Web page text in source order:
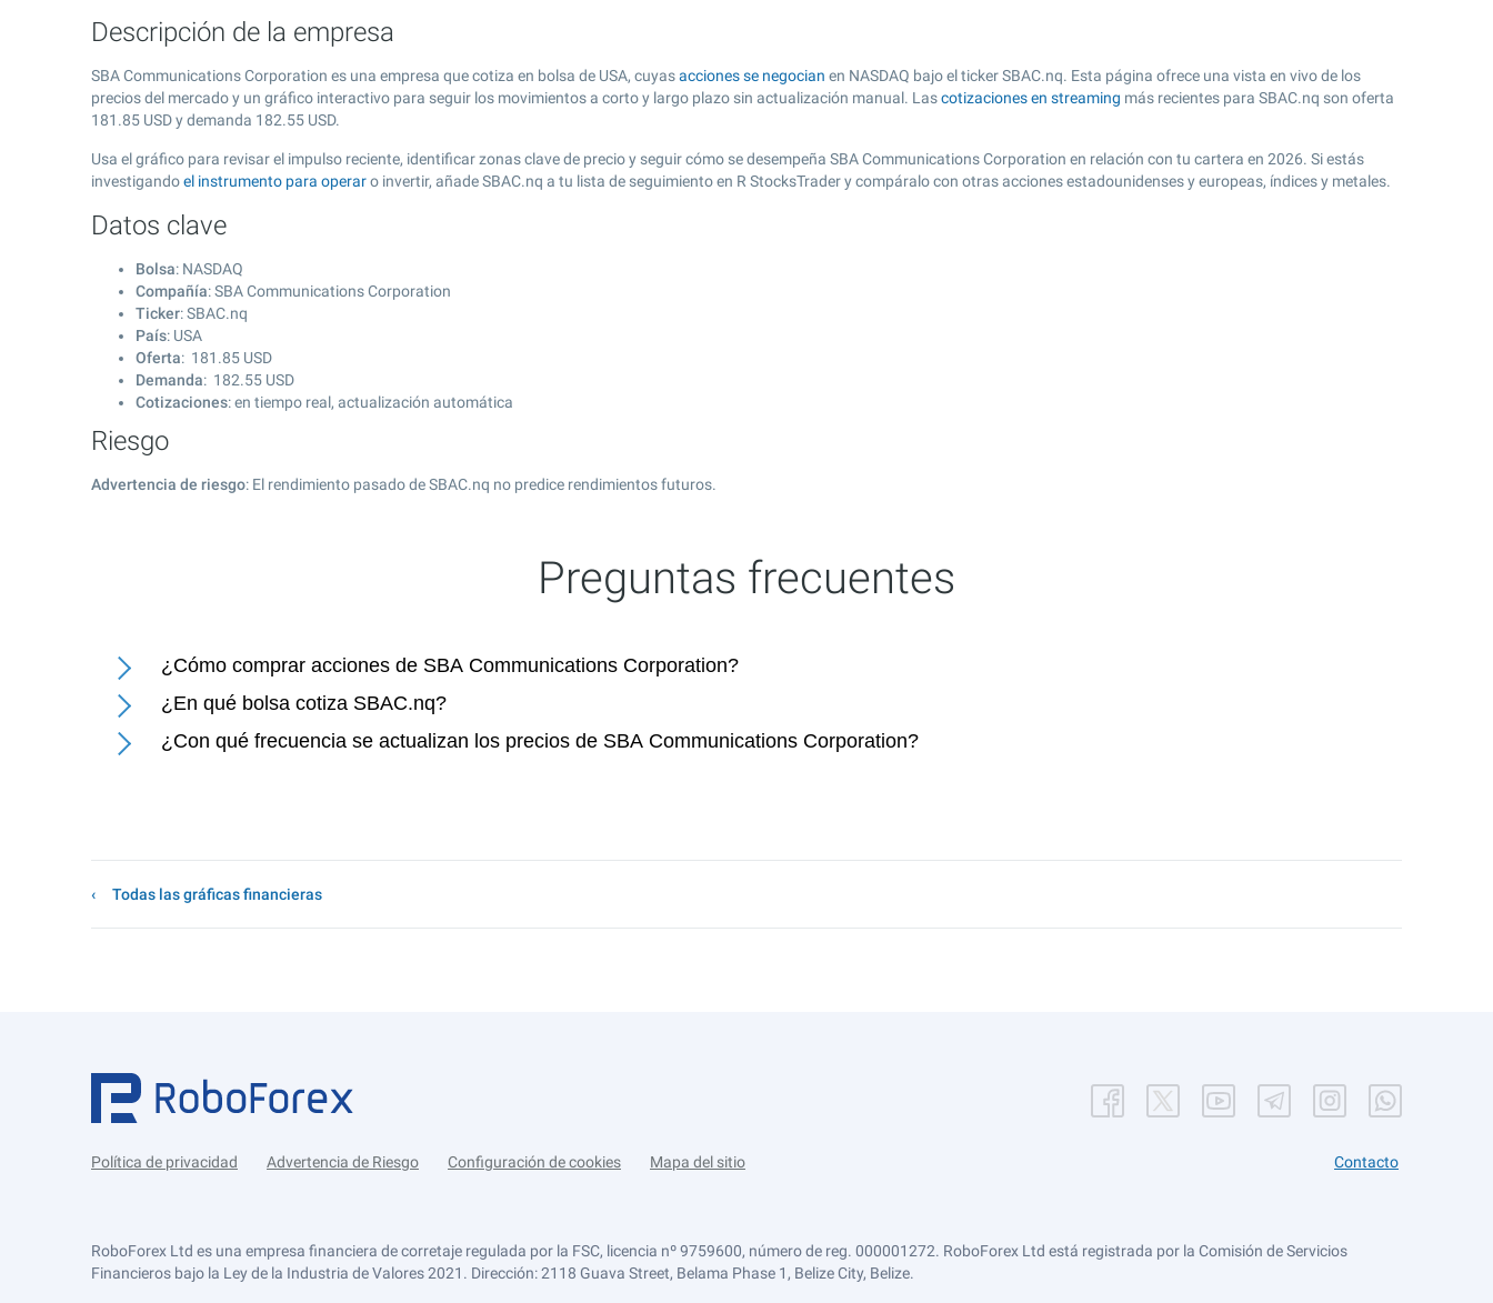
Descripción de la empresa
SBA Communications Corporation es una empresa que cotiza en bolsa de USA, cuyasacciones se negocian en NASDAQ bajo el ticker SBAC.nq. Esta página ofrece una vista en vivo de los
precios del mercado y un gráfico interactivo para seguir los movimientos a corto y largo plazo sin actualización manual. Lascotizaciones en streaming más recientes para SBAC.nq son oferta
181.85 USD y demanda 182.55 USD.
Usa el gráfico para revisar el impulso reciente, identificar zonas clave de precio y seguir cómo se desempeña SBA Communications Corporation en relación con tu cartera en 2026. Si estás
investigandoel instrumento para operaro invertir, añade SBAC.nq a tu lista de seguimiento en R StocksTrader y compáralo con otras acciones estadounidenses y europeas, índices y metales.
Datos clave
Bolsa: NASDAQ
Compañía: SBA Communications Corporation
Ticker: SBAC.nq
País: USA
Oferta: 181.85 USD
Demanda: 182.55 USD
Cotizaciones: en tiempo real, actualización automática
Riesgo
Advertencia de riesgo: El rendimiento pasado de SBAC.nq no predice rendimientos futuros.
Preguntas frecuentes
¿Cómo comprar acciones de SBA Communications Corporation?
¿En qué bolsa cotiza SBAC.nq?
¿Con qué frecuencia se actualizan los precios de SBA Communications Corporation?
Todas las gráficas financieras
Política de privacidad Advertencia de Riesgo Configuración de cookies Mapa del sitio Contacto
RoboForex Ltd es una empresa financiera de corretaje regulada por la FSC, licencia nº 9759600, número de reg. 000001272. RoboForex Ltd está registrada por la Comisión de Servicios
Financieros bajo la Ley de la Industria de Valores 2021. Dirección: 2118 Guava Street, Belama Phase 1, Belize City, Belize.